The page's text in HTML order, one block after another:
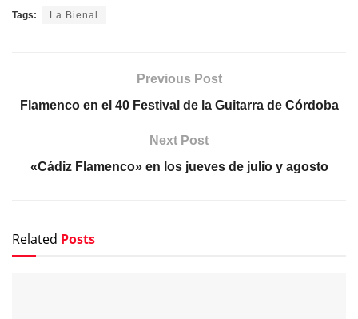
Tags: La Bienal
Previous Post
Flamenco en el 40 Festival de la Guitarra de Córdoba
Next Post
«Cádiz Flamenco» en los jueves de julio y agosto
Related Posts